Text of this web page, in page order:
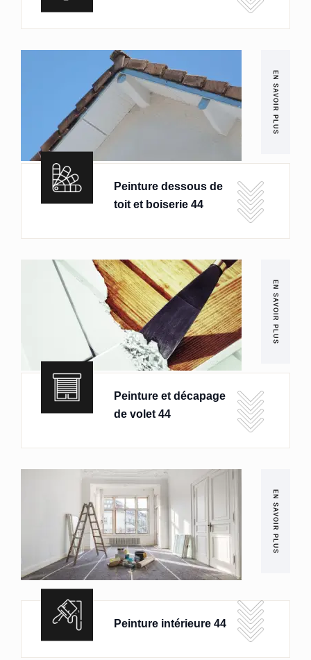
EN SAVOIR PLUS
Peinture dessous de
toit et boiserie 44
EN SAVOIR PLUS
Peinture et décapage
de volet 44
EN SAVOIR PLUS
Peinture intérieure 44